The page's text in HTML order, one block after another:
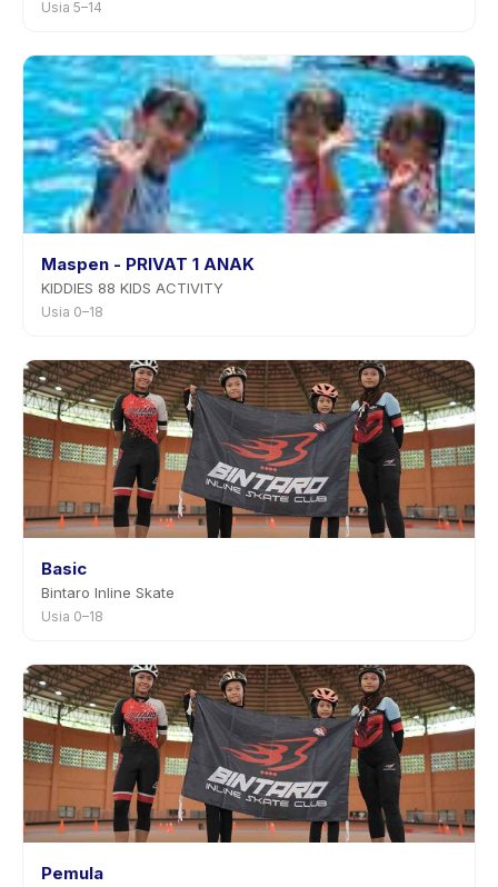
Usia 5–14
Maspen - PRIVAT 1 ANAK
KIDDIES 88 KIDS ACTIVITY
Usia 0–18
Basic
Bintaro Inline Skate
Usia 0–18
Pemula